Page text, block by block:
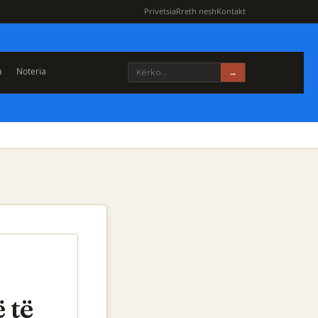
PrivëtsiaRreth neshKontakt
Noteria →
të